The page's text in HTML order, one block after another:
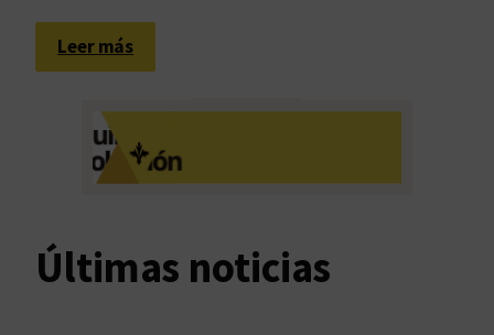
Leer más:
U
o
b
e
Últimas noticias